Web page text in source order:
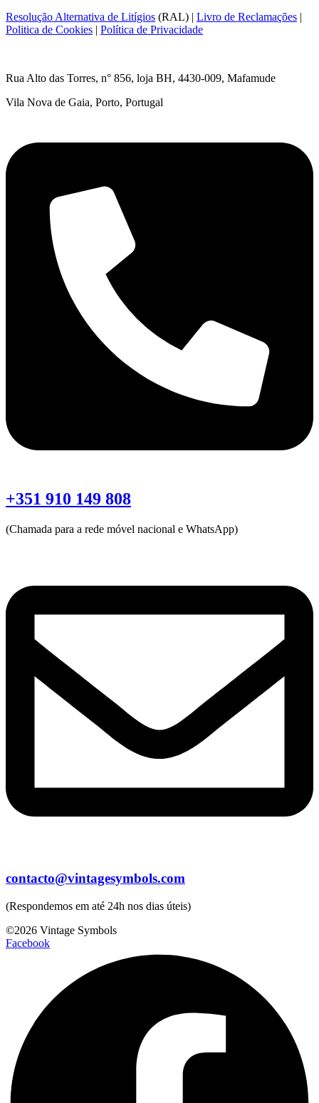
Resolução Alternativa de Litígios (RAL) | Livro de Reclamações |
Politica de Cookies | Política de Privacidade
Rua Alto das Torres, n° 856, loja BH, 4430-009, Mafamude
Vila Nova de Gaia, Porto, Portugal
+351 910 149 808
(Chamada para a rede móvel nacional e WhatsApp)
contacto@vintagesymbols.com
(Respondemos em até 24h nos dias úteis)
©2026 Vintage Symbols
Facebook